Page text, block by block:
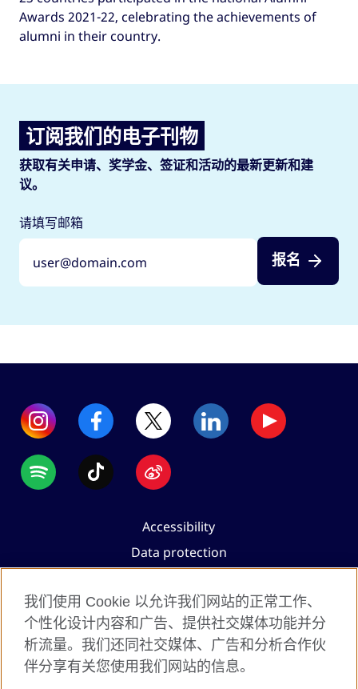
Awards 2021-22, celebrating the achievements of
alumni in their country.
订阅我们的电子刊物
获取有关申请、奖学金、签证和活动的最新更新和建
议。
请填写邮箱
报名
Accessibility
Data protection
Cookies
Sitemap
我们使用 Cookie 以允许我们网站的正常工作、
个性化设计内容和广告、提供社交媒体功能并分
析流量。我们还同社交媒体、广告和分析合作伙
伴分享有关您使用我们网站的信息。